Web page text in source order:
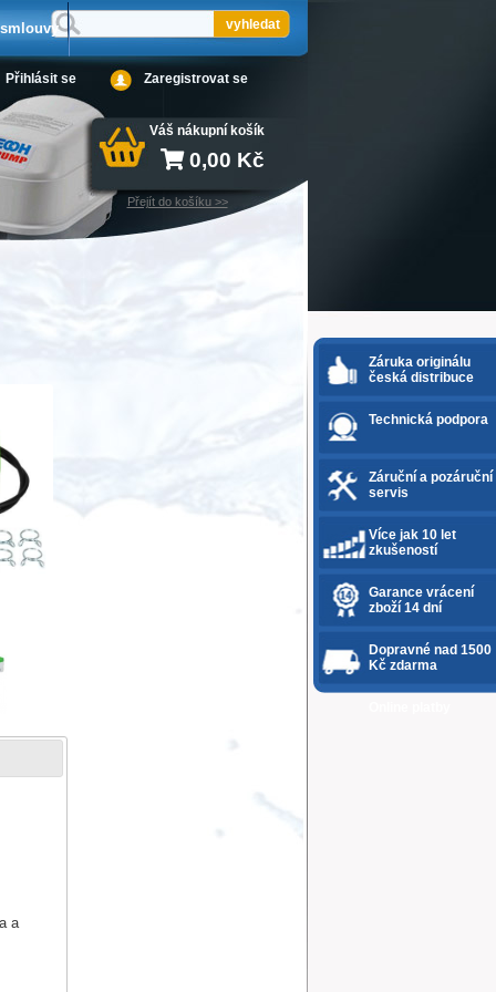
Váš nákupní košík
Přejít do košíku >>
0,00 Kč
Přihlásit se Zaregistrovat se
a
Záruka originálu
česká distribuce
Technická podpora
Záruční a pozáruční
servis
Více jak 10 let
zkušeností
Garance vrácení
zboží 14 dní
Dopravné nad 1500
Kč zdarma